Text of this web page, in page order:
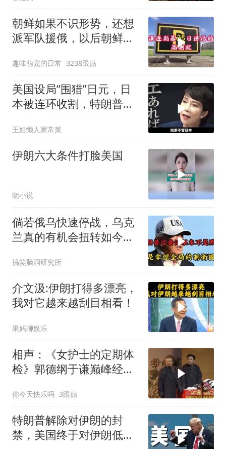
朝鲜如果不识形势，还想
派军队援俄，以后朝鲜如
趣味萌宠的日常 3238跟贴
美国设局“围猎”日元，日
本被连环收割，特朗普金
王姐懒人家常菜
伊朗六大条件打脸美国
晓小说
倘若俄乌快速停战，乌克
兰真的有机会扭转如今人
搞笑脑洞研究所
介文汲:伊朗打得多漂亮，
我对它越来越刮目相看！
果妈聊娱乐
相声：《女护士的定期体
检》郭德纲于谦巅峰经典
你今天快乐吗 3跟贴
特朗普解除对伊朗的封
禁，美国终于对伊朗低头